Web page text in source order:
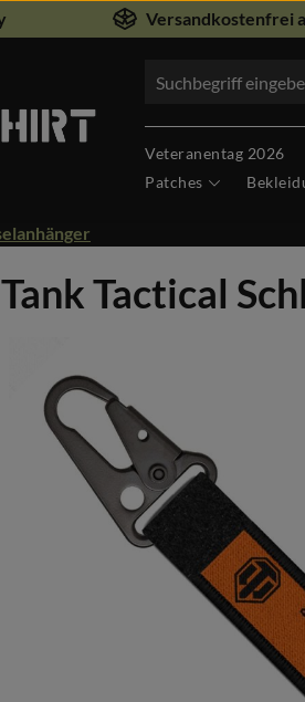
Versandkostenfrei
Veteranentag 2026
Patches
Tactical